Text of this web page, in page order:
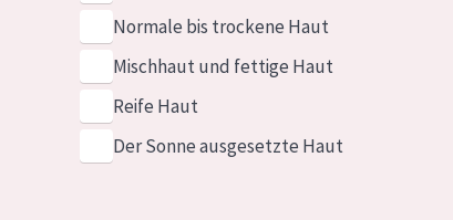
Normale bis trockene Haut
Mischhaut und fettige Haut
Reife Haut
Der Sonne ausgesetzte Haut